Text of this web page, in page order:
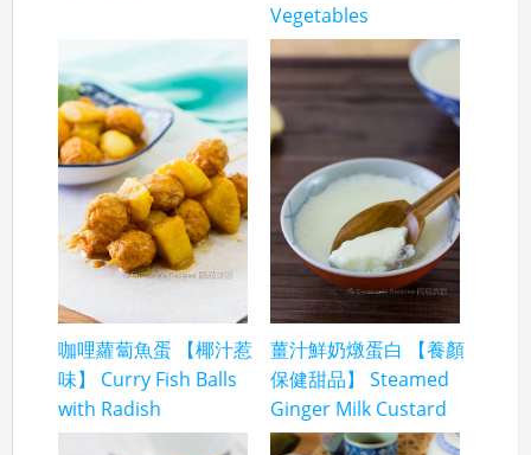
Vegetables
咖哩蘿蔔魚蛋 【椰汁惹
味】 Curry Fish Balls
with Radish
薑汁鮮奶燉蛋白 【養顏
保健甜品】 Steamed
Ginger Milk Custard